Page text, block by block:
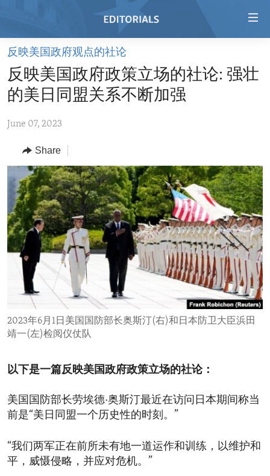
Skip
main
content
to
Navigation
Skip
Search
HOME
VIDEO
REGIONS
AFRICA
AMERICAS
ASIA
EUROPE
MIDDLE EAST
TOPICS
HUMAN RIGHTS
SECURITY AND DEFENSE
AID AND DEVELOPMENT
DEMOCRACY AND GOVERNANCE
ECONOMY AND TRADE
ENVIRONMENT AND HEALTH
IDEALS AND INSTITUTIONS
ARCHIVE
ABOUT US
FOLLOW US
反映美国政府观点的社论
反映美国政府政策立场的社论: 强壮
的美日同盟关系不断加强
June 07, 2023
Share
2023年6月1日美国国防部长奥斯汀(右)和日本防卫大臣浜田
靖一(左)检阅仪仗队
以下是一篇反映美国政府政策立场的社论：
美国国防部长劳埃德·奥斯汀最近在访问日本期间称当
前是“美日同盟一个历史性的时刻。”
“我们两军正在前所未有地一道运作和训练，以维护和
平，威慑侵略，并应对危机。”